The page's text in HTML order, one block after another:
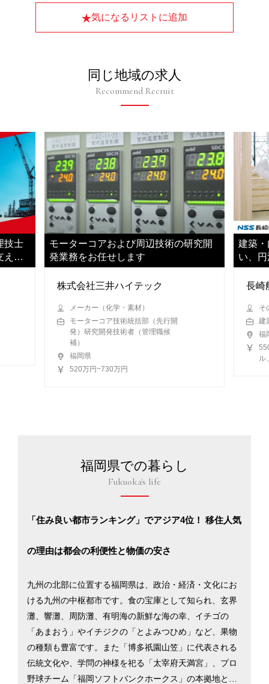
気になるリストに追加
同じ地域の求人
Recommend Recruit
技士
えて
モーターコアおよび周辺技術の研究開
発業務をお任せします
株式会社三井ハイテック
メーカー（化学・素材）
モーターコア技術統括部（先行開
発）研究開発技術者（管理職候
補）
福岡県
520万円~730万円
建築
い、
いた
長崎
そ
建
福
ル
福岡県での暮らし
Fukuoka's life
「住み良い都市ランキング」でアジア4位！ 移住人気
の理由は都会の利便性と物価の安さ
九州の北部に位置する福岡県は、政治・経済・文化にお
ける九州の中枢都市です。食の宝庫として知られ、玄界
灘、響灘、周防灘、有明海の新鮮な海の幸、イチゴの
「あまおう」やイチジクの「とよみつひめ」など、果物
の種類も豊富です。また「博多祇園山笠」に代表される
伝統文化や、学問の神様を祀る「太宰府天満宮」、プロ
野球チーム「福岡ソフトバンクホークス」の本拠地と、